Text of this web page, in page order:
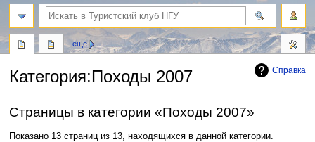
Справка
Категория:Походы 2007
к
навигации
к
поиску
Страницы в категории «Походы 2007»
Показано 13 страниц из 13, находящихся в данной категории.
ещё
поиск